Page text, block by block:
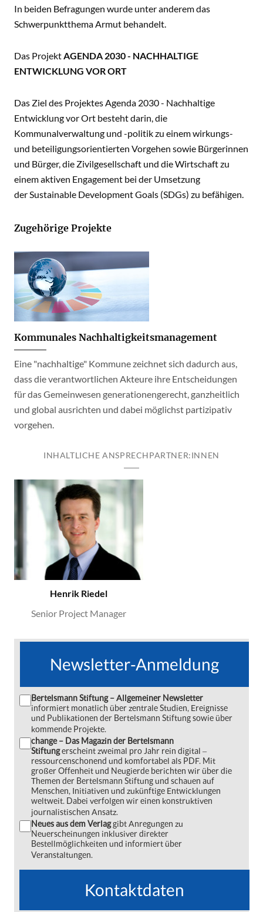
In beiden Befragungen wurde unter anderem das
Schwerpunktthema Armut behandelt.
Das ProjektAGENDA 2030 - NACHHALTIGE
ENTWICKLUNG VOR ORT
Das Ziel des Projektes Agenda 2030 - Nachhaltige
Entwicklung vor Ort besteht darin, die
Kommunalverwaltung und -politik zu einem wirkungs-
und beteiligungsorientierten Vorgehen sowie Bürgerinnen
und Bürger, die Zivilgesellschaft und die Wirtschaft zu
einem aktiven Engagement bei der Umsetzung
der Sustainable Development Goals (SDGs) zu befähigen.
Zugehörige Projekte
Kommunales Nachhaltigkeitsmanagement
Eine "nachhaltige" Kommune zeichnet sich dadurch aus,
dass die verantwortlichen Akteure ihre Entscheidungen
für das Gemeinwesen generationengerecht, ganzheitlich
und global ausrichten und dabei möglichst partizipativ
vorgehen.
INHALTLICHE ANSPRECHPARTNER:INNEN
Henrik Riedel
Senior Project Manager
Newsletter-Anmeldung
Bertelsmann Stiftung – Allgemeiner Newsletter
informiert monatlich über zentrale Studien, Ereignisse
und Publikationen der Bertelsmann Stiftung sowie über
kommende Projekte.
change – Das Magazin der Bertelsmann
Stiftungerscheint zweimal pro Jahr rein digital ‒
ressourcenschonend und komfortabel als PDF. Mit
großer Offenheit und Neugierde berichten wir über die
Themen der Bertelsmann Stiftung und schauen auf
Menschen, Initiativen und zukünftige Entwicklungen
weltweit. Dabei verfolgen wir einen konstruktiven
journalistischen Ansatz.
Neues aus dem Verlaggibt Anregungen zu
Neuerscheinungen inklusiver direkter
Bestellmöglichkeiten und informiert über
Veranstaltungen.
Kontaktdaten